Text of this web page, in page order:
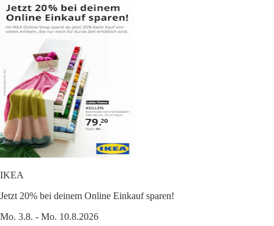
IKEA
Jetzt 20% bei deinem Online Einkauf sparen!
Mo. 3.8. - Mo. 10.8.2026